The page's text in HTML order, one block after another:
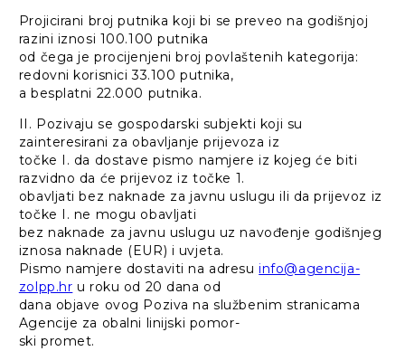
Projicirani broj putnika koji bi se preveo na godišnjoj
razini iznosi 100.100 putnika
od čega je procijenjeni broj povlaštenih kategorija:
redovni korisnici 33.100 putnika,
a besplatni 22.000 putnika.
II. Pozivaju se gospodarski subjekti koji su
zainteresirani za obavljanje prijevoza iz
točke I. da dostave pismo namjere iz kojeg će biti
razvidno da će prijevoz iz točke 1.
obavljati bez naknade za javnu uslugu ili da prijevoz iz
točke I. ne mogu obavljati
bez naknade za javnu uslugu uz navođenje godišnjeg
iznosa naknade (EUR) i uvjeta.
Pismo namjere dostaviti na adresuinfo@agencija-
zolpp.hr u roku od 20 dana od
dana objave ovog Poziva na službenim stranicama
Agencije za obalni linijski pomor-
ski promet.